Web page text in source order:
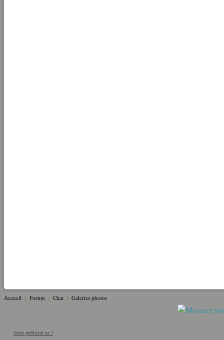
Accueil | Forum | Chat | Galeries photos
Votre publicité ici ?